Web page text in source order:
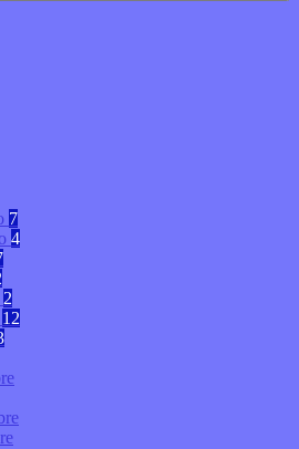
7
4
2
12